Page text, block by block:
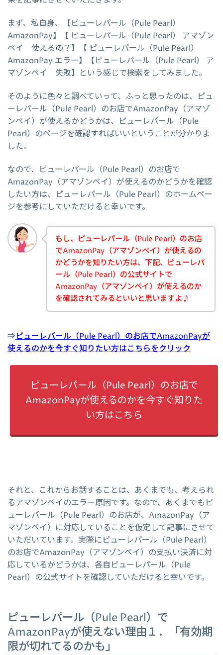
まず、私自身、【ピューレパール（Pule Pearl）
AmazonPay】【 ピューレパール（Pule Pearl） アマゾン
ペイ 使えるの？】【 ピューレパール（Pule Pearl）
AmazonPay エラー】【ピューレパール（Pule Pearl） ア
マゾンペイ 失敗】という感じで検索をしてみました。
そのように色々と調べていって、ふっと思ったのは、ピュ
ーレパール（Pule Pearl）のお店でAmazonPay（アマゾ
ンペイ）が使えるかどうかは、ピューレパール（Pule
Pearl）のページを確認すればいいということが分かりま
した。
なので、ピューレパール（Pule Pearl）のお店で
AmazonPay（アマゾンペイ）が使えるのかどうかを確認
したい方は、ピューレパール（Pule Pearl）のホームペー
ジを参考にしていただけると幸いです。
もし、ピューレパール（Pule Pearl）のお店
でAmazonPay（アマゾンペイ）が使えるの
かどうかを知りたい方は、下記、ピューレパ
ール（Pule Pearl）の公式サイトで
AmazonPay（アマゾンペイ）が使えるのか
を確認されてみるといいと思いますよ♪
⇒ピューレパール（Pule Pearl）のお店でAmazonPayが
使えるのかを今すぐ知りたい方はこちらをクリック
ピューレパール（Pule Pearl）のお店で
AmazonPayが使えるのかを今すぐ知りた
い方はこちら
それと、これからお話することは、あくまでも、考えられ
るアマゾンペイのエラー原因です。なので、あくまでもピ
ューレパール（Pule Pearl）のお店が、AmazonPay（ア
マゾンペイ）に対応していることを仮定して記事にさせて
いただいています。実際にピューレパール（Pule Pearl）
のお店でAmazonPay（アマゾンペイ）の支払い決済に対
応しているかどうかは、各自ピューレパール（Pule
Pearl）の公式サイトを確認していただけると幸いです。
ピューレパール（Pule Pearl）で
AmazonPayが使えない理由１．「有効期
限が切れてるのかも」